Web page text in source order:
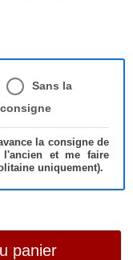
Sans la
consigne
la consigne de
et me faire
uniquement).
panier